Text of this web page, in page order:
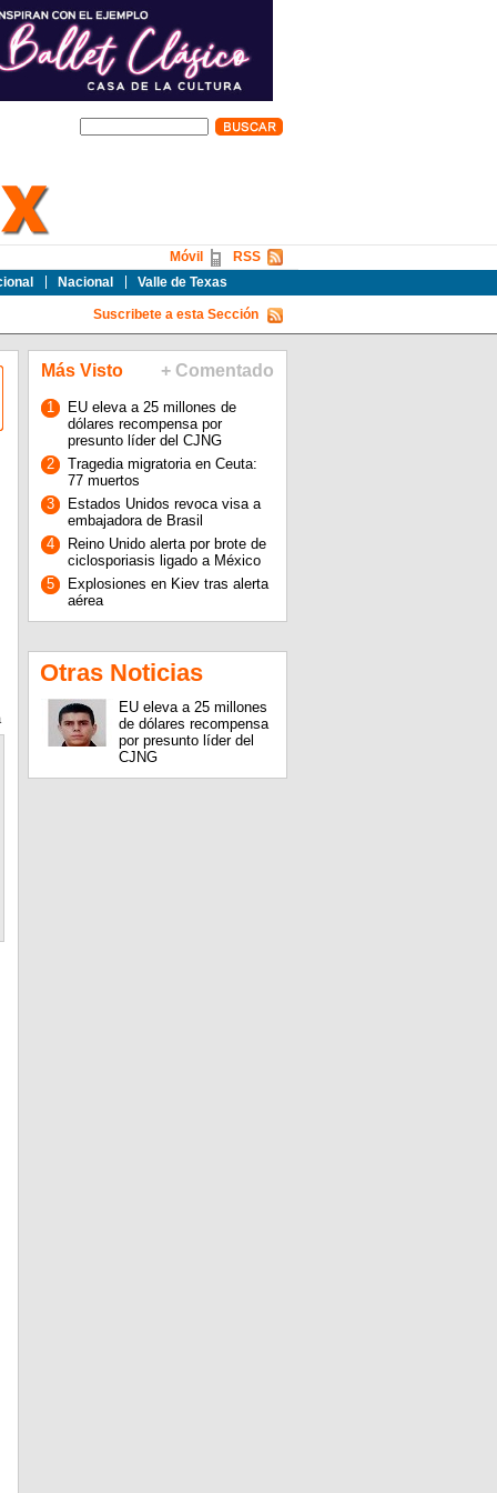
Nacional Valle de Texas
RSS
Móvil
Suscribete a esta Sección
Más Visto + Comentado
1
EU eleva a 25 millones de
dólares recompensa por
presunto líder del CJNG
2
Tragedia migratoria en Ceuta:
77 muertos
3
Estados Unidos revoca visa a
embajadora de Brasil
4
Reino Unido alerta por brote de
ciclosporiasis ligado a México
5
Explosiones en Kiev tras alerta
aérea
Otras Noticias
EU eleva a 25 millones
de dólares recompensa
por presunto líder del
CJNG